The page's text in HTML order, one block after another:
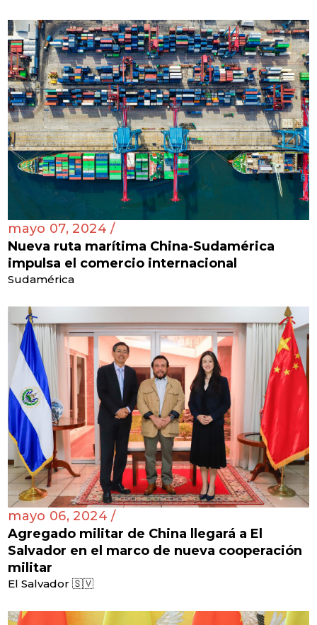
mayo 07, 2024 /
Nueva ruta marítima China-Sudamérica
impulsa el comercio internacional
Sudamérica
mayo 06, 2024 /
Agregado militar de China llegará a El
Salvador en el marco de nueva cooperación
militar
El Salvador 🇸🇻